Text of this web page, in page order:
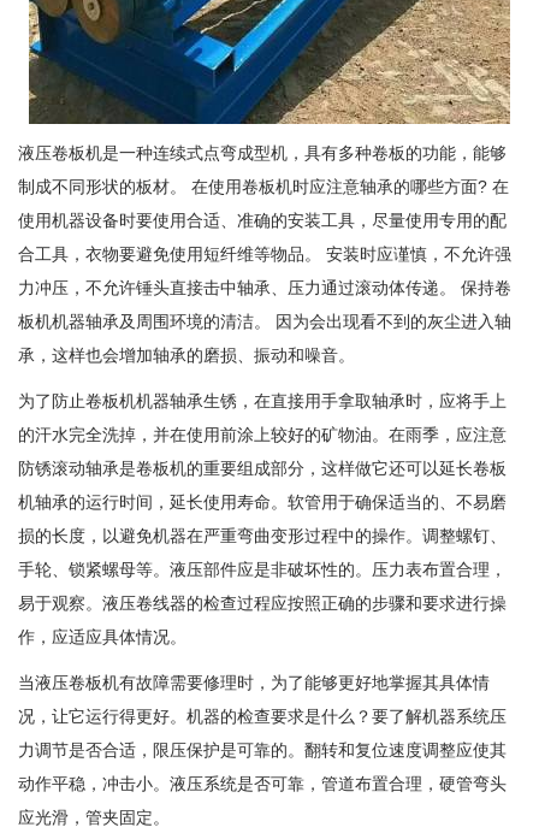
液压卷板机是一种连续式点弯成型机，具有多种卷板的功能，能够
制成不同形状的板材。 在使用卷板机时应注意轴承的哪些方面? 在
使用机器设备时要使用合适、准确的安装工具，尽量使用专用的配
合工具，衣物要避免使用短纤维等物品。 安装时应谨慎，不允许强
力冲压，不允许锤头直接击中轴承、压力通过滚动体传递。 保持卷
板机机器轴承及周围环境的清洁。 因为会出现看不到的灰尘进入轴
承，这样也会增加轴承的磨损、振动和噪音。
为了防止卷板机机器轴承生锈，在直接用手拿取轴承时，应将手上
的汗水完全洗掉，并在使用前涂上较好的矿物油。在雨季，应注意
防锈滚动轴承是卷板机的重要组成部分，这样做它还可以延长卷板
机轴承的运行时间，延长使用寿命。软管用于确保适当的、不易磨
损的长度，以避免机器在严重弯曲变形过程中的操作。调整螺钉、
手轮、锁紧螺母等。液压部件应是非破坏性的。压力表布置合理，
易于观察。液压卷线器的检查过程应按照正确的步骤和要求进行操
作，应适应具体情况。
当液压卷板机有故障需要修理时，为了能够更好地掌握其具体情
况，让它运行得更好。机器的检查要求是什么？要了解机器系统压
力调节是否合适，限压保护是可靠的。翻转和复位速度调整应使其
动作平稳，冲击小。液压系统是否可靠，管道布置合理，硬管弯头
应光滑，管夹固定。